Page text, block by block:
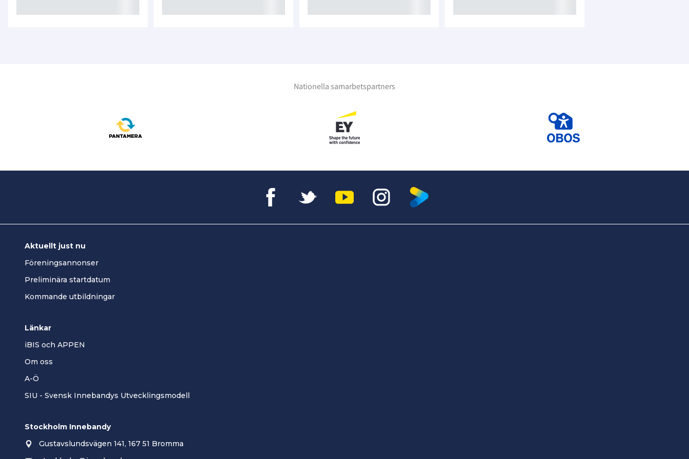
Nationella samarbetspartners
Aktuellt just nu
Föreningsannonser
Preliminära startdatum
Kommande utbildningar
Länkar
iBIS och APPEN
Om oss
A-Ö
SIU - Svensk Innebandys Utvecklingsmodell
Stockholm Innebandy
Gustavslundsvägen 141, 167 51 Bromma